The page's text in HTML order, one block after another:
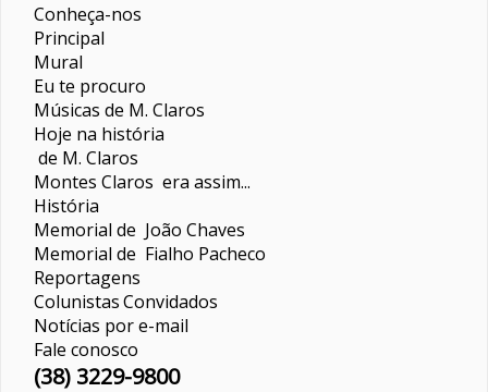
Conheça-nos
Principal
Mural
Eu te procuro
Músicas de M. Claros
Hoje na história
de M. Claros
Montes Claros era assim...
História
Memorial de João Chaves
Memorial de Fialho Pacheco
Reportagens
ColunistasConvidados
Notícias por e-mail
Fale conosco
(38) 3229-9800